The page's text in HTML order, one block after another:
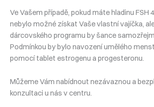
Ve Vašem případě, pokud máte hladinu FSH
nebylo možné získat Vaše vlastní vajíčka,
dárcovského programu by šance
Podmínkou by bylo navození umělého
pomocí tablet estrogenu a progesteronu.
Můžeme Vám nabídnout nezávaznou a
konzultaci u nás v centru.